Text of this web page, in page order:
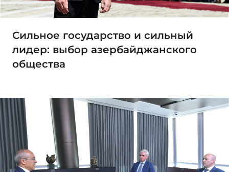
Сильное государство и сильный
лидер: выбор азербайджанского
общества